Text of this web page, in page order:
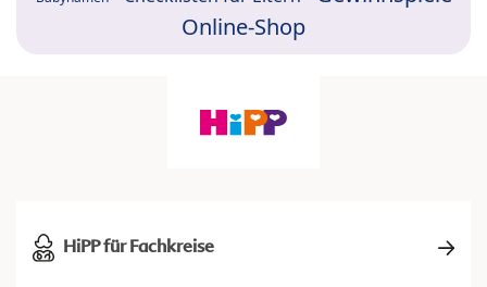
Online-Shop
HiPP für Fachkreise